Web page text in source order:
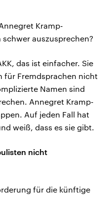
Kramp-
auszusprechen?
das ist einfacher. Sie
für Fremdsprachen nicht
Namen sind
Annegret Kramp-
Auf jeden Fall hat
weiß, dass es sie gibt.
nicht
für die künftige